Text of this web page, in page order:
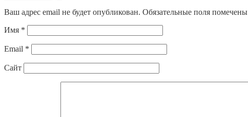
Ваш адрес email не будет опубликован. Обязательные поля помечены
Имя *
Email *
Сайт